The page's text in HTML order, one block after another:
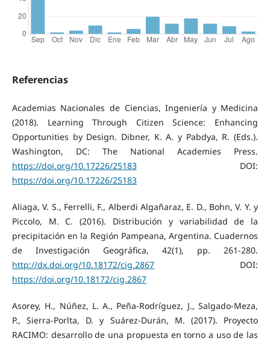
Referencias
Academias Nacionales de Ciencias, Ingeniería y Medicina
(2018). Learning Through Citizen Science: Enhancing
Opportunities by Design. Dibner, K. A. y Pabdya, R. (Eds.).
Washington, DC: The National Academies Press.
https://doi.org/10.17226/25183DOI:
https://doi.org/10.17226/25183
Aliaga, V. S., Ferrelli, F., Alberdi Algañaraz, E. D., Bohn, V. Y. y
Piccolo, M. C. (2016). Distribución y variabilidad de la
precipitación en la Región Pampeana, Argentina. Cuadernos
de Investigación Geográfica, 42(1), pp. 261-280.
http://dx.doi.org/10.18172/cig.2867DOI:
https://doi.org/10.18172/cig.2867
Asorey, H., Núñez, L. A., Peña-Rodrı́guez, J., Salgado-Meza,
P., Sierra-Porlta, D. y Suárez-Durán, M. (2017). Proyecto
RACIMO: desarrollo de una propuesta en torno a uso de las